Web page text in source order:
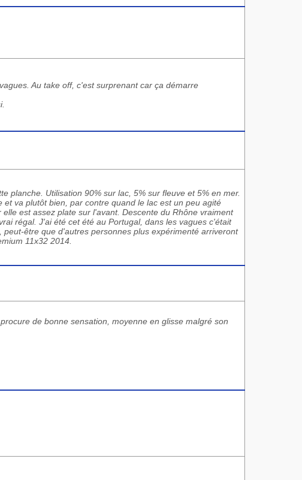
Au take off, c'est surprenant car ça démarre
planche. Utilisation 90% sur lac, 5% sur fleuve et 5% en mer.
va plutôt bien, par contre quand le lac est un peu agité
est assez plate sur l'avant. Descente du Rhône vraiment
régal. J'ai été cet été au Portugal, dans les vagues c'était
être que d'autres personnes plus expérimenté arriveront
11x32 2014.
de bonne sensation, moyenne en glisse malgré son